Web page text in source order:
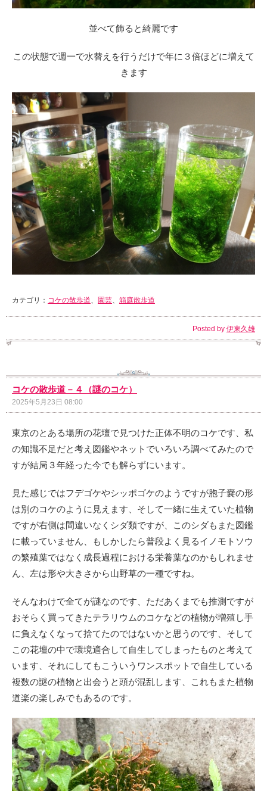
並べて飾ると綺麗です
この状態で週一で水替えを行うだけで年に３倍ほどに増えて
きます
カテゴリ： コケの散歩道 園芸 箱庭散歩道
Posted by 伊東久雄
コケの散歩道－４（謎のコケ）
2025年5月23日 08:00
東京のとある場所の花壇で見つけた正体不明のコケです、私
の知識不足だと考え図鑑やネットでいろいろ調べてみたので
すが結局３年経った今でも解らずにいます。
見た感じではフデゴケやシッポゴケのようですが胞子嚢の形
は別のコケのように見えます、そして一緒に生えていた植物
ですが右側は間違いなくシダ類ですが、このシダもまた図鑑
に載っていません、もしかしたら普段よく見るイノモトソウ
の繁殖葉ではなく成長過程における栄養葉なのかもしれませ
ん、左は形や大きさから山野草の一種ですね。
そんなわけで全てが謎なのです、ただあくまでも推測ですが
おそらく買ってきたテラリウムのコケなどの植物が増殖し手
に負えなくなって捨てたのではないかと思うのです、そして
この花壇の中で環境適合して自生してしまったものと考えて
います、それにしてもこういうワンスポットで自生している
複数の謎の植物と出会うと頭が混乱します、これもまた植物
道楽の楽しみでもあるのです。